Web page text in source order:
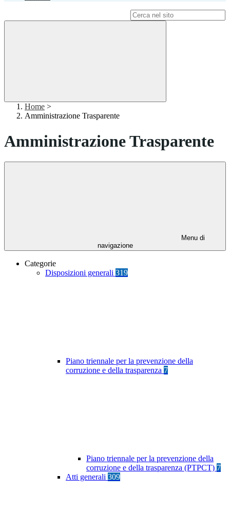
Home >
Amministrazione Trasparente
Amministrazione Trasparente
Menu di
navigazione
Categorie
Disposizioni generali 319
Piano triennale per la prevenzione della
corruzione e della trasparenza 7
Piano triennale per la prevenzione della
corruzione e della trasparenza (PTPCT) 7
Atti generali 309